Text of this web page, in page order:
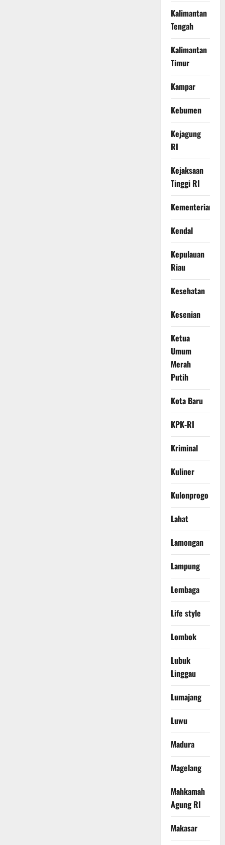
Kalimantan
Tengah
Kalimantan
Timur
Kampar
Kebumen
Kejagung
RI
Kejaksaan
Tinggi RI
Kementerian
Kendal
Kepulauan
Riau
Kesehatan
Kesenian
Ketua
Umum
Merah
Putih
Kota Baru
KPK-RI
Kriminal
Kuliner
Kulonprogo
Lahat
Lamongan
Lampung
Lembaga
Life style
Lombok
Lubuk
Linggau
Lumajang
Luwu
Madura
Magelang
Mahkamah
Agung RI
Makasar